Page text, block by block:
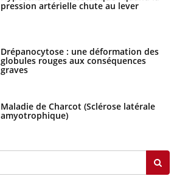
pression artérielle chute au lever
Drépanocytose : une déformation des
globules rouges aux conséquences
graves
Maladie de Charcot (Sclérose latérale
amyotrophique)